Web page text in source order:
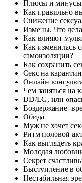
Плюсы и минусы
Как правильно
Снижение
Измены. Что
Как влияют
Как изменилась
самоизоляции?
Как сохранить
Секс на
Онлайн
Чем заняться на
DD/LG, или
Воздержание -
Обида
Муж не хочет
Ритм половой
Как выглядеть
Молодая
Секрет
Выступление в
Нестабильная